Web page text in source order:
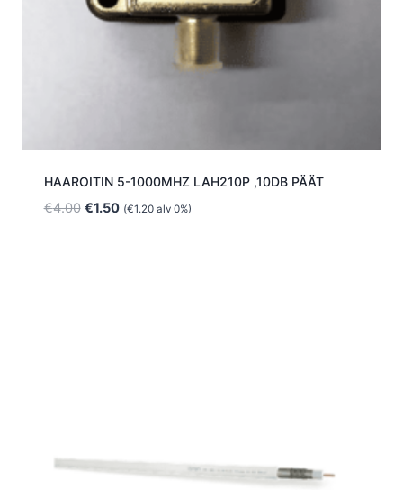
HAAROITIN 5-1000MHZ LAH210P ,10DB PÄÄT
€4.00 Alkuperäinen
€1.50Nykyinen
(€1.20alv 0%)